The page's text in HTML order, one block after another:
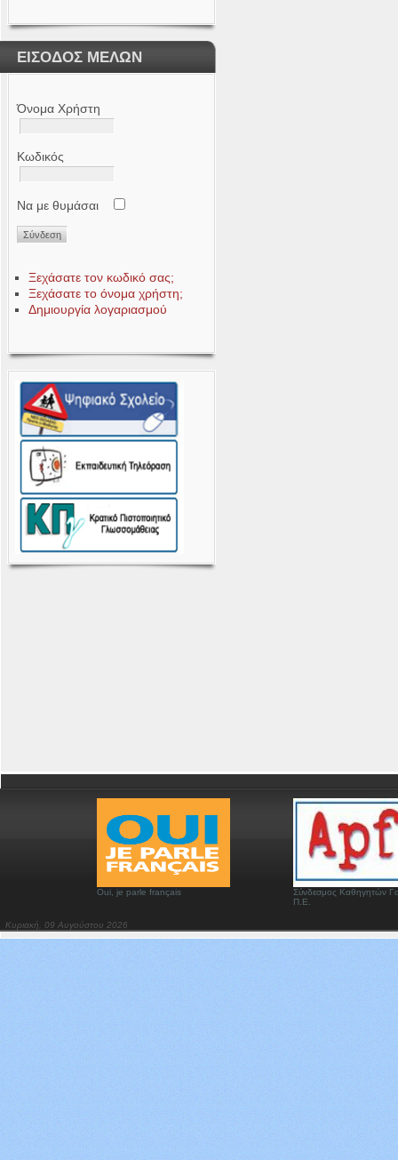
ΕΙΣΟΔΟΣ ΜΕΛΩΝ
Όνομα Χρήστη
Κωδικός
Να με θυμάσαι
Ξεχάσατε τον κωδικό σας;
Ξεχάσατε το όνομα χρήστη;
Δημιουργία λογαριασμού
Oui, je parle français
Σύνδεσμος Καθηγητών
Π.Ε.
Κυριακή, 09 Αυγούστου 2026